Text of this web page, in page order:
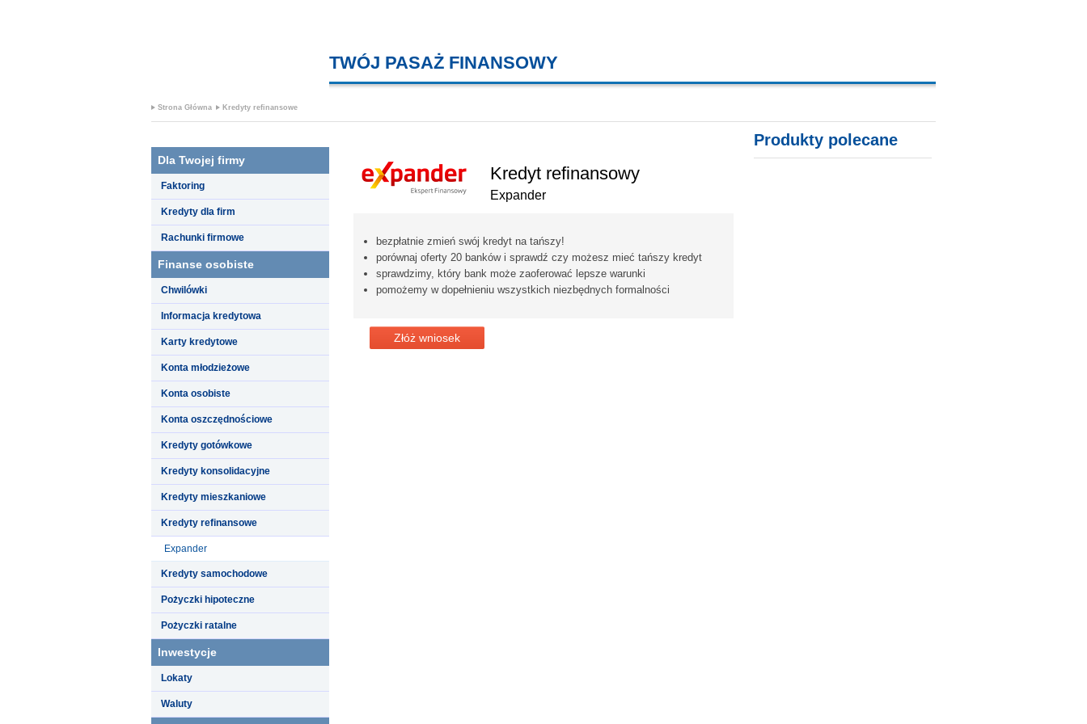
TWÓJ PASAŻ FINANSOWY
Strona Główna Kredyty refinansowe
Dla Twojej firmy
Faktoring
Kredyty dla firm
Rachunki firmowe
Finanse osobiste
Chwilówki
Informacja kredytowa
Karty kredytowe
Konta młodzieżowe
Konta osobiste
Konta oszczędnościowe
Kredyty gotówkowe
Kredyty konsolidacyjne
Kredyty mieszkaniowe
Kredyty refinansowe
Expander
Kredyty samochodowe
Pożyczki hipoteczne
Pożyczki ratalne
Inwestycje
Lokaty
Waluty
Kredyt refinansowy
Expander
bezpłatnie zmień swój kredyt na tańszy!
porównaj oferty 20 banków i sprawdź czy możesz mieć tańszy kredyt
sprawdzimy, który bank może zaoferować lepsze warunki
pomożemy w dopełnieniu wszystkich niezbędnych formalności
Złóż wniosek
Produkty polecane